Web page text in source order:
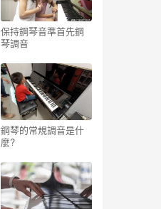
保持鋼琴音準首先鋼
琴調音
鋼琴的常規調音是什
麼?